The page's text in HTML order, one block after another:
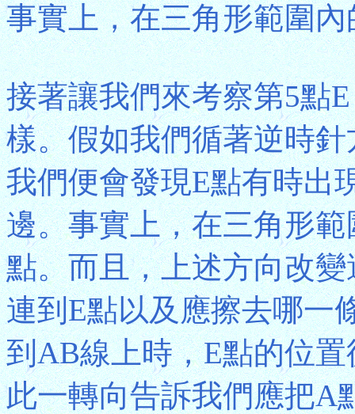
事實上，在三角形範圍
接著讓我們來考察第5點
樣。假如我們循著逆時
我們便會發現E點有時出
邊。事實上，在三角形
點。而且，上述方向改
連到E點以及應擦去哪一
到AB線上時，E點的位
此一轉向告訴我們應把A